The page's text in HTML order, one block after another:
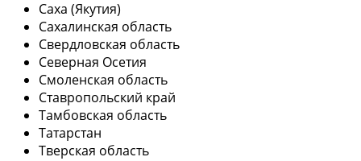
Саха (Якутия)
Сахалинская область
Свердловская область
Северная Осетия
Смоленская область
Ставропольский край
Тамбовская область
Татарстан
Тверская область